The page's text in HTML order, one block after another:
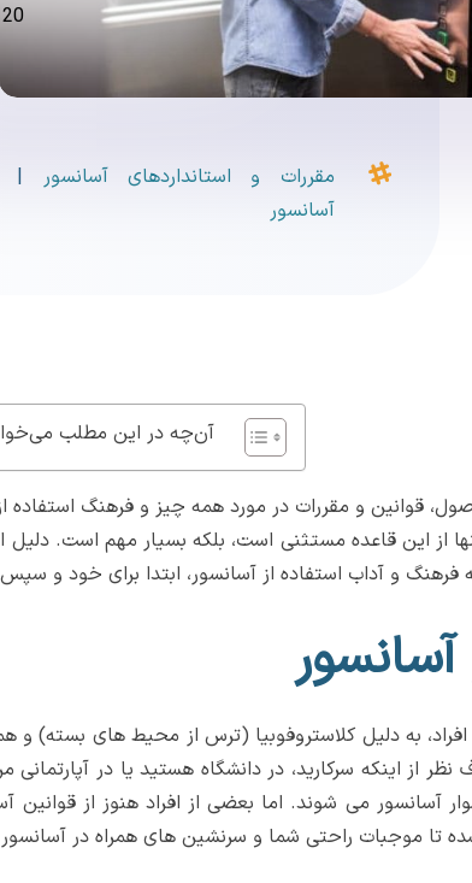
120 میلیارد بار سوار
 مقررات و استانداردهای آسانسور |
آسانسور
آن‌چه در این مطلب
اصول، قوانین و مقررات در مورد همه چیز و فرهنگ
از این قاعده مستثنی است، بلکه بسیار مهم است.
فرهنگ و آداب استفاده از آسانسور، ابتدا برای خود و
آسانسور
افراد، به دلیل کلاستروفوبیا (ترس از محیط های بسته)
از اینکه سرکارید، در دانشگاه هستید یا در
از 120 میلیارد بار سوار آسانسور می شوند. اما بعضی از افراد
تا موجبات راحتی شما و سرنشین های همراه در